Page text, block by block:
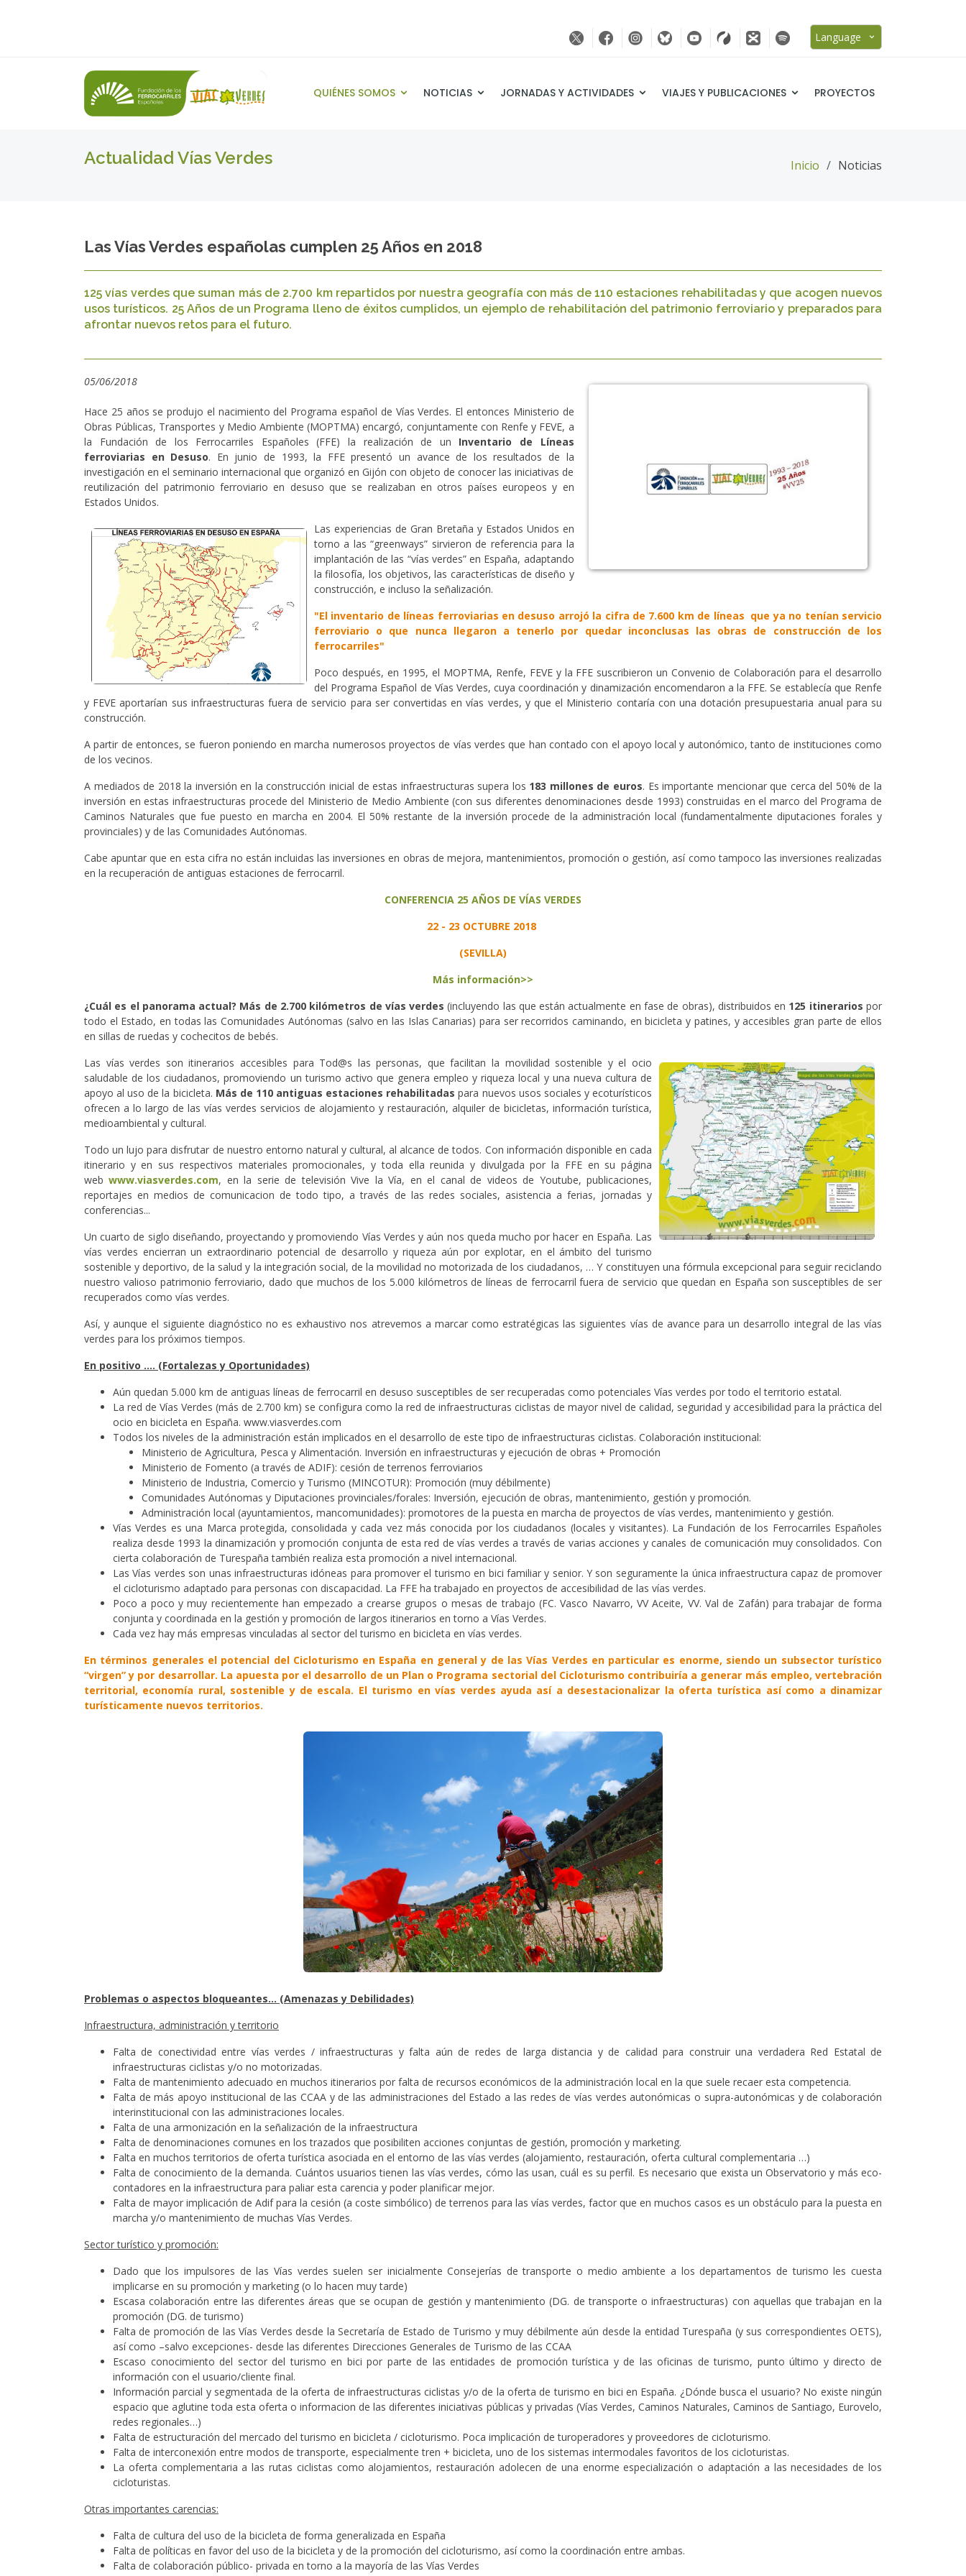
Language
QUIÉNES SOMOS NOTICIAS JORNADAS Y ACTIVIDADES VIAJES Y PUBLICACIONES PROYECTOS
Actualidad Vías Verdes Inicio Noticias
Las Vías Verdes españolas cumplen 25 Años en 2018
125 vías verdes que suman más de 2.700 km repartidos por nuestra geografía con más de 110 estaciones rehabilitadas y que acogen nuevos
usos turísticos. 25 Años de un Programa lleno de éxitos cumplidos, un ejemplo de rehabilitación del patrimonio ferroviario y preparados para
afrontar nuevos retos para el futuro.
05/06/2018
Hace 25 años se produjo el nacimiento del Programa español de Vías Verdes. El entonces Ministerio de
Obras Públicas, Transportes y Medio Ambiente (MOPTMA) encargó, conjuntamente con Renfe y FEVE, a
la Fundación de los Ferrocarriles Españoles (FFE) la realización de un Inventario de Líneas
ferroviarias en Desuso. En junio de 1993, la FFE presentó un avance de los resultados de la
investigación en el seminario internacional que organizó en Gijón con objeto de conocer las iniciativas de
reutilización del patrimonio ferroviario en desuso que se realizaban en otros países europeos y en
Estados Unidos.
Las experiencias de Gran Bretaña y Estados Unidos en
torno a las “greenways” sirvieron de referencia para la
implantación de las “vías verdes” en España, adaptando
la filosofía, los objetivos, las características de diseño y
construcción, e incluso la señalización.
"El inventario de líneas ferroviarias en desuso arrojó la cifra de 7.600 km de líneas que ya no tenían servicio
ferroviario o que nunca llegaron a tenerlo por quedar inconclusas las obras de construcción de los
ferrocarriles"
Poco después, en 1995, el MOPTMA, Renfe, FEVE y la FFE suscribieron un Convenio de Colaboración para el desarrollo
del Programa Español de Vías Verdes, cuya coordinación y dinamización encomendaron a la FFE. Se establecía que Renfe
y FEVE aportarían sus infraestructuras fuera de servicio para ser convertidas en vías verdes, y que el Ministerio contaría con una dotación presupuestaria anual para su
construcción.
A partir de entonces, se fueron poniendo en marcha numerosos proyectos de vías verdes que han contado con el apoyo local y autonómico, tanto de instituciones como
de los vecinos.
A mediados de 2018 la inversión en la construcción inicial de estas infraestructuras supera los 183 millones de euros. Es importante mencionar que cerca del 50% de la
inversión en estas infraestructuras procede del Ministerio de Medio Ambiente (con sus diferentes denominaciones desde 1993) construidas en el marco del Programa de
Caminos Naturales que fue puesto en marcha en 2004. El 50% restante de la inversión procede de la administración local (fundamentalmente diputaciones forales y
provinciales) y de las Comunidades Autónomas.
Cabe apuntar que en esta cifra no están incluidas las inversiones en obras de mejora, mantenimientos, promoción o gestión, así como tampoco las inversiones realizadas
en la recuperación de antiguas estaciones de ferrocarril.
CONFERENCIA 25 AÑOS DE VÍAS VERDES
22 - 23 OCTUBRE 2018
(SEVILLA)
Más información>>
¿Cuál es el panorama actual? Más de 2.700 kilómetros de vías verdes (incluyendo las que están actualmente en fase de obras), distribuidos en 125 itinerariospor
todo el Estado, en todas las Comunidades Autónomas (salvo en las Islas Canarias) para ser recorridos caminando, en bicicleta y patines, y accesibles gran parte de ellos
en sillas de ruedas y cochecitos de bebés.
Las vías verdes son itinerarios accesibles para Tod@s las personas, que facilitan la movilidad sostenible y el ocio
saludable de los ciudadanos, promoviendo un turismo activo que genera empleo y riqueza local y una nueva cultura de
apoyo al uso de la bicicleta. Más de 110 antiguas estaciones rehabilitadas para nuevos usos sociales y ecoturísticos
ofrecen a lo largo de las vías verdes servicios de alojamiento y restauración, alquiler de bicicletas, información turística,
medioambiental y cultural.
Todo un lujo para disfrutar de nuestro entorno natural y cultural, al alcance de todos. Con información disponible en cada
itinerario y en sus respectivos materiales promocionales, y toda ella reunida y divulgada por la FFE en su página
webwww.viasverdes.com, en la serie de televisión Vive la Vía, en el canal de videos de Youtube, publicaciones,
reportajes en medios de comunicacion de todo tipo, a través de las redes sociales, asistencia a ferias, jornadas y
conferencias...
Un cuarto de siglo diseñando, proyectando y promoviendo Vías Verdes y aún nos queda mucho por hacer en España. Las
vías verdes encierran un extraordinario potencial de desarrollo y riqueza aún por explotar, en el ámbito del turismo
sostenible y deportivo, de la salud y la integración social, de la movilidad no motorizada de los ciudadanos, … Y constituyen una fórmula excepcional para seguir reciclando
nuestro valioso patrimonio ferroviario, dado que muchos de los 5.000 kilómetros de líneas de ferrocarril fuera de servicio que quedan en España son susceptibles de ser
recuperados como vías verdes.
Así, y aunque el siguiente diagnóstico no es exhaustivo nos atrevemos a marcar como estratégicas las siguientes vías de avance para un desarrollo integral de las vías
verdes para los próximos tiempos.
En positivo …. (Fortalezas y Oportunidades)
Aún quedan 5.000 km de antiguas líneas de ferrocarril en desuso susceptibles de ser recuperadas como potenciales Vías verdes por todo el territorio estatal.
La red de Vías Verdes (más de 2.700 km) se configura como la red de infraestructuras ciclistas de mayor nivel de calidad, seguridad y accesibilidad para la práctica del
ocio en bicicleta en España. www.viasverdes.com
Todos los niveles de la administración están implicados en el desarrollo de este tipo de infraestructuras ciclistas. Colaboración institucional:
Ministerio de Agricultura, Pesca y Alimentación. Inversión en infraestructuras y ejecución de obras + Promoción
Ministerio de Fomento (a través de ADIF): cesión de terrenos ferroviarios
Ministerio de Industria, Comercio y Turismo (MINCOTUR): Promoción (muy débilmente)
Comunidades Autónomas y Diputaciones provinciales/forales: Inversión, ejecución de obras, mantenimiento, gestión y promoción.
Administración local (ayuntamientos, mancomunidades): promotores de la puesta en marcha de proyectos de vías verdes, mantenimiento y gestión.
Vías Verdes es una Marca protegida, consolidada y cada vez más conocida por los ciudadanos (locales y visitantes). La Fundación de los Ferrocarriles Españoles
realiza desde 1993 la dinamización y promoción conjunta de esta red de vías verdes a través de varias acciones y canales de comunicación muy consolidados. Con
cierta colaboración de Turespaña también realiza esta promoción a nivel internacional.
Las Vías verdes son unas infraestructuras idóneas para promover el turismo en bici familiar y senior. Y son seguramente la única infraestructura capaz de promover
el cicloturismo adaptado para personas con discapacidad. La FFE ha trabajado en proyectos de accesibilidad de las vías verdes.
Poco a poco y muy recientemente han empezado a crearse grupos o mesas de trabajo (FC. Vasco Navarro, VV Aceite, VV. Val de Zafán) para trabajar de forma
conjunta y coordinada en la gestión y promoción de largos itinerarios en torno a Vías Verdes.
Cada vez hay más empresas vinculadas al sector del turismo en bicicleta en vías verdes.
En términos generales el potencial del Cicloturismo en España en general y de las Vías Verdes en particular es enorme, siendo un subsector turístico
“virgen” y por desarrollar. La apuesta por el desarrollo de un Plan o Programa sectorial del Cicloturismo contribuiría a generar más empleo, vertebración
territorial, economía rural, sostenible y de escala. El turismo en vías verdes ayuda así a desestacionalizar la oferta turística así como a dinamizar
turísticamente nuevos territorios.
Problemas o aspectos bloqueantes… (Amenazas y Debilidades)
Infraestructura, administración y territorio
Falta de conectividad entre vías verdes / infraestructuras y falta aún de redes de larga distancia y de calidad para construir una verdadera Red Estatal de
infraestructuras ciclistas y/o no motorizadas.
Falta de mantenimiento adecuado en muchos itinerarios por falta de recursos económicos de la administración local en la que suele recaer esta competencia.
Falta de más apoyo institucional de las CCAA y de las administraciones del Estado a las redes de vías verdes autonómicas o supra-autonómicas y de colaboración
interinstitucional con las administraciones locales.
Falta de una armonización en la señalización de la infraestructura
Falta de denominaciones comunes en los trazados que posibiliten acciones conjuntas de gestión, promoción y marketing.
Falta en muchos territorios de oferta turística asociada en el entorno de las vías verdes (alojamiento, restauración, oferta cultural complementaria …)
Falta de conocimiento de la demanda. Cuántos usuarios tienen las vías verdes, cómo las usan, cuál es su perfil. Es necesario que exista un Observatorio y más eco-
contadores en la infraestructura para paliar esta carencia y poder planificar mejor.
Falta de mayor implicación de Adif para la cesión (a coste simbólico) de terrenos para las vías verdes, factor que en muchos casos es un obstáculo para la puesta en
marcha y/o mantenimiento de muchas Vías Verdes.
Sector turístico y promoción:
Dado que los impulsores de las Vías verdes suelen ser inicialmente Consejerías de transporte o medio ambiente a los departamentos de turismo les cuesta
implicarse en su promoción y marketing (o lo hacen muy tarde)
Escasa colaboración entre las diferentes áreas que se ocupan de gestión y mantenimiento (DG. de transporte o infraestructuras) con aquellas que trabajan en la
promoción (DG. de turismo)
Falta de promoción de las Vías Verdes desde la Secretaría de Estado de Turismo y muy débilmente aún desde la entidad Turespaña (y sus correspondientes OETS),
así como –salvo excepciones- desde las diferentes Direcciones Generales de Turismo de las CCAA
Escaso conocimiento del sector del turismo en bici por parte de las entidades de promoción turística y de las oficinas de turismo, punto último y directo de
información con el usuario/cliente final.
Información parcial y segmentada de la oferta de infraestructuras ciclistas y/o de la oferta de turismo en bici en España. ¿Dónde busca el usuario? No existe ningún
espacio que aglutine toda esta oferta o informacion de las diferentes iniciativas públicas y privadas (Vías Verdes, Caminos Naturales, Caminos de Santiago, Eurovelo,
redes regionales…)
Falta de estructuración del mercado del turismo en bicicleta / cicloturismo. Poca implicación de turoperadores y proveedores de cicloturismo.
Falta de interconexión entre modos de transporte, especialmente tren + bicicleta, uno de los sistemas intermodales favoritos de los cicloturistas.
La oferta complementaria a las rutas ciclistas como alojamientos, restauración adolecen de una enorme especialización o adaptación a las necesidades de los
cicloturistas.
Otras importantes carencias:
Falta de cultura del uso de la bicicleta de forma generalizada en España
Falta de políticas en favor del uso de la bicicleta y de la promoción del cicloturismo, así como la coordinación entre ambas.
Falta de colaboración público- privada en torno a la mayoría de las Vías Verdes